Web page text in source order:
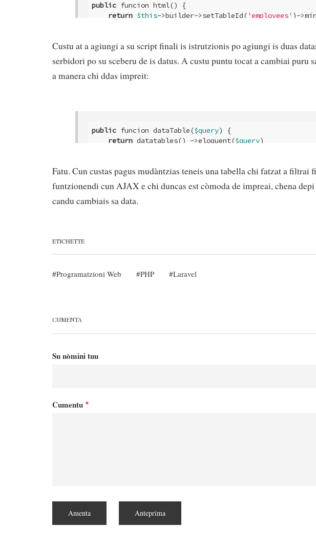
public funcion html() {
return $this->builder->setTableId( 'employees' )-
// ... etc
Custu at a agiungi a su script finali is istrutzionis po agiungi is duas
serbidori po su sceberu de is datus. A custu puntu tocat a cambiai puru
a manera chi ddas impreit:
public funcion dataTable($query) {
return datatables() ->eloquent($query)
if (request('date_min')) {
$query
->where( 'hire_date' '>=' ,
            }
Fatu. Cun custas pagus mudàntzias teneis una tabella chi fatzat a filtrai
funtzionendi cun AJAX e chi duncas est còmoda de impreai, chena
candu cambiais sa data.
ETICHETTE
Programatzioni Web PHP Laravel
CUMENTA
Su nòmini tuu
Cumentu